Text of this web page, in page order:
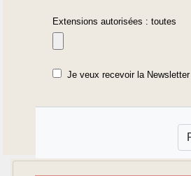
Extensions autorisées : toutes
Je veux recevoir la Newsletter